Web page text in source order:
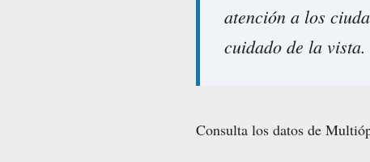
atención a los
cuidado de la vista.
Consulta los datos de